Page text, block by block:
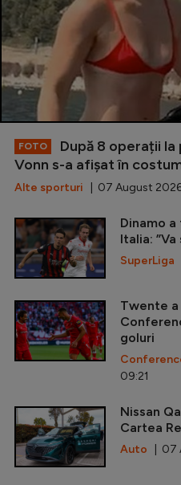
FOTO
După 8 operații
Vonn s-a afișat în
Alte sporturi | 07 August
Dinamo
Italia:
SuperLiga
Twente
goluri
09:21
Nissan
Cartea
Auto | 07